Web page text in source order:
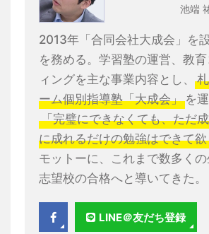
池端
2013年「合同会社大成会」を
を務める。学習塾の運営、教
ィングを主な事業内容とし、
ーム個別指導塾「大成会」 を
「完璧にできなくても、ただ
に成れるだけの勉強はできて
モットーに、これまで数多く
志望校の合格へと導いてきた。
LINE＠友だち登録